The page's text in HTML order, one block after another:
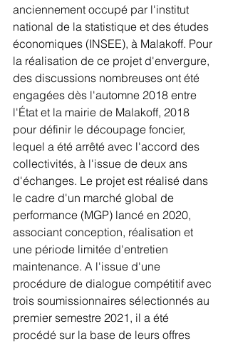
anciennement occupé par l'institut
national de la statistique et des études
économiques (INSEE), à Malakoff. Pour
la réalisation de ce projet d'envergure,
des discussions nombreuses ont été
engagées dès l'automne 2018 entre
l'État et la mairie de Malakoff, 2018
pour définir le découpage foncier,
lequel a été arrêté avec l'accord des
collectivités, à l'issue de deux ans
d'échanges. Le projet est réalisé dans
le cadre d'un marché global de
performance (MGP) lancé en 2020,
associant conception, réalisation et
une période limitée d'entretien
maintenance. A l'issue d'une
procédure de dialogue compétitif avec
trois soumissionnaires sélectionnés au
premier semestre 2021, il a été
procédé sur la base de leurs offres